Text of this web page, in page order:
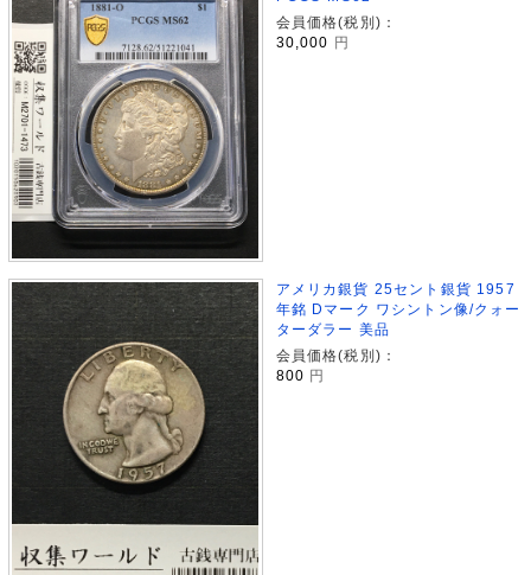
会員価格(税別)：
30,000 円
アメリカ銀貨 25セント銀貨 1957
年銘 Dマーク ワシントン像/クォー
ターダラー 美品
会員価格(税別)：
800 円